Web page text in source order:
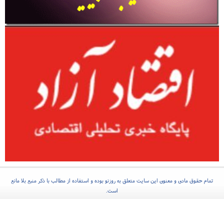
تمام حقوق مادی و معنوی این سایت متعلق به روزنو بوده و استفاده از مطالب با ذکر منبع بلا مانع
است.